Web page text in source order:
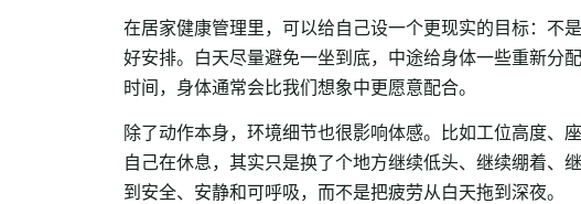
在居家健康管理里，可以给自己设一个更现实的目标：不
好安排。白天尽量避免一坐到底，中途给身体一些重新分
时间，身体通常会比我们想象中更愿意配合。
除了动作本身，环境细节也很影响体感。比如工位高度、
自己在休息，其实只是换了个地方继续低头、继续绷着、
到安全、安静和可呼吸，而不是把疲劳从白天拖到深夜。